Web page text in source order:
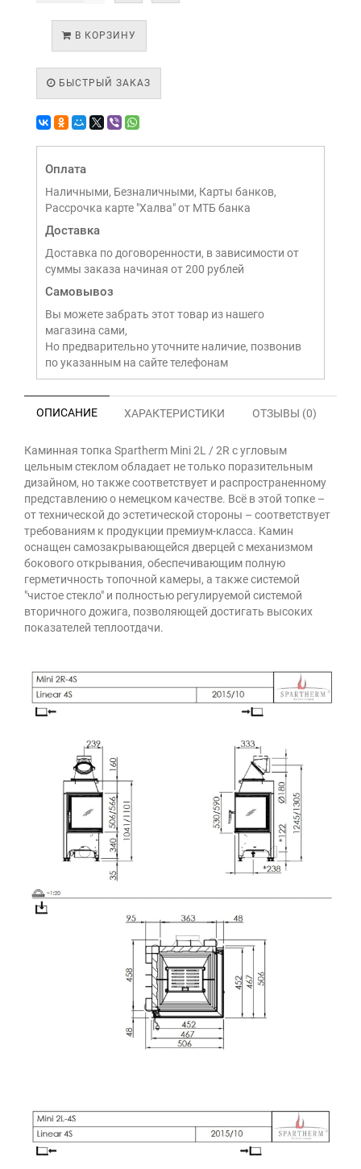
В КОРЗИНУ
БЫСТРЫЙ ЗАКАЗ
Оплата
Наличными, Безналичными, Карты банков,
Рассрочка карте "Халва" от МТБ банка
Доставка
Доставка по договоренности, в зависимости от
суммы заказа начиная от 200 рублей
Самовывоз
Вы можете забрать этот товар из нашего
магазина сами,
Но предварительно уточните наличие, позвонив
по указанным на сайте телефонам
ОПИСАНИЕ ХАРАКТЕРИСТИКИ ОТЗЫВЫ (0)
Каминная топка Spartherm Mini 2L / 2R с угловым
цельным стеклом обладает не только поразительным
дизайном, но также соответствует и распространенному
представлению о немецком качестве. Всё в этой топке –
от технической до эстетической стороны – соответствует
требованиям к продукции премиум-класса. Камин
оснащен самозакрывающейся дверцей с механизмом
бокового открывания, обеспечивающим полную
герметичность топочной камеры, а также системой
"чистое стекло" и полностью регулируемой системой
вторичного дожига, позволяющей достигать высоких
показателей теплоотдачи.